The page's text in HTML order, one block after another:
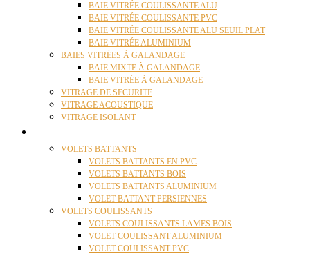
BAIE VITRÉE COULISSANTE ALU
BAIE VITRÉE COULISSANTE PVC
BAIE VITRÉE COULISSANTE ALU SEUIL PLAT
BAIE VITRÉE ALUMINIUM
BAIES VITRÉES À GALANDAGE
BAIE MIXTE À GALANDAGE
BAIE VITRÉE À GALANDAGE
VITRAGE DE SECURITE
VITRAGE ACOUSTIQUE
VITRAGE ISOLANT
VOLETS BATTANTS
VOLETS BATTANTS EN PVC
VOLETS BATTANTS BOIS
VOLETS BATTANTS ALUMINIUM
VOLET BATTANT PERSIENNES
VOLETS COULISSANTS
VOLETS COULISSANTS LAMES BOIS
VOLET COULISSANT ALUMINIUM
VOLET COULISSANT PVC